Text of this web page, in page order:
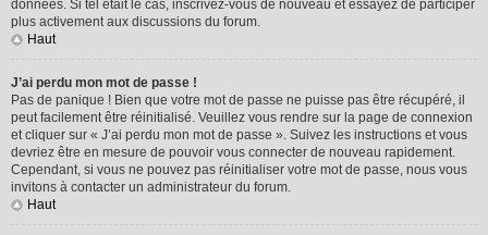
données. Si tel était le cas, inscrivez-vous de nouveau et essayez de participer
plus activement aux discussions du forum.
Haut
J’ai perdu mon mot de passe !
Pas de panique ! Bien que votre mot de passe ne puisse pas être récupéré, il
peut facilement être réinitialisé. Veuillez vous rendre sur la page de connexion
et cliquer sur « J’ai perdu mon mot de passe ». Suivez les instructions et vous
devriez être en mesure de pouvoir vous connecter de nouveau rapidement.
Cependant, si vous ne pouvez pas réinitialiser votre mot de passe, nous vous
invitons à contacter un administrateur du forum.
Haut